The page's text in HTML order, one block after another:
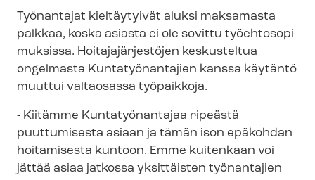
Työnantajat kieltäytyivät aluksi maksamasta
palkkaa, koska asiasta ei ole sovittu työ­eh­to­so­pi­
muk­sis­sa. Hoi­ta­ja­jär­jes­tö­jen keskusteltua
ongelmasta Kuntatyönantajien kanssa käytäntö
muuttui valtaosassa työpaikkoja.
- Kiitämme Kuntatyönantajaa ripeästä
puuttumisesta asiaan ja tämän ison epäkohdan
hoitamisesta kuntoon. Emme kuitenkaan voi
jättää asiaa jatkossa yksittäisten työnantajien